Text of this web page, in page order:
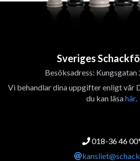
Sveriges
Besöksadress: Kungsgatan
Vi behandlar dina uppgifter enligt vår
du kan läsahär.
018-36 46